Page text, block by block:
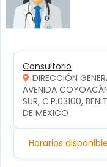
Consultorio
DIRECCIÓN
AVENIDA
SUR, C.P.03100,
DE MEXICO
Horarios